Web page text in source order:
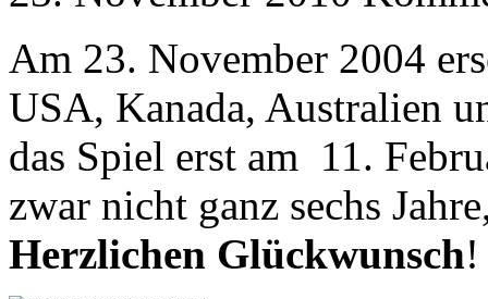
Am 23. November 2004
USA, Kanada, Australien
das Spiel erst am 11.
zwar nicht ganz sechs
Herzlichen Glückwunsch!